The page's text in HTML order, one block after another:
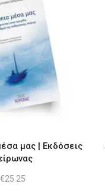
μας | Εκδόσεις
€25.25